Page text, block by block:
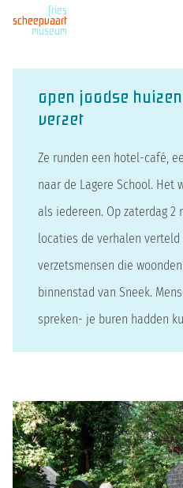
fries
scheepvaart
museum
open joodse
verzet
Ze runden een hotel-café,
naar de Lagere School. Het
als iedereen. Op zaterdag 2
locaties de verhalen verteld
verzetsmensen die
binnenstad van Sneek.
spreken- je buren hadden